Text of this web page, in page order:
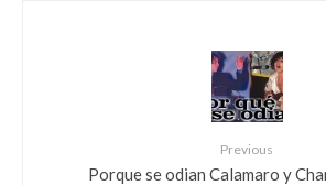
Previous
Porque se odian Calamaro y